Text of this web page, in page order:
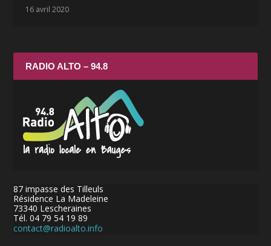
16 avril 2020
RADIO ALTO – 94.8
87 impasse des Tilleuls
Résidence La Madeleine
73340 Lescheraines
Tél. 04 79 54 19 89
contact@radioalto.info